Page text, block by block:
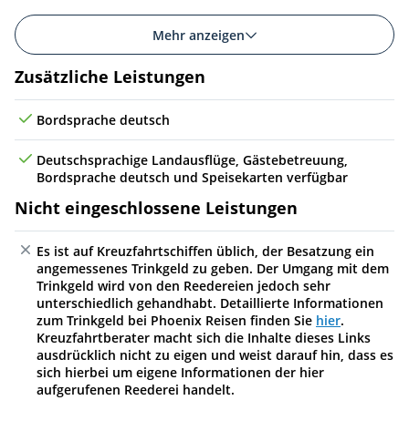
Mehr anzeigen
Zusätzliche Leistungen
Bordsprache deutsch
Deutschsprachige Landausflüge, Gästebetreuung,
Bordsprache deutsch und Speisekarten verfügbar
Nicht eingeschlossene Leistungen
Es ist auf Kreuzfahrtschiffen üblich, der Besatzung ein
angemessenes Trinkgeld zu geben. Der Umgang mit dem
Trinkgeld wird von den Reedereien jedoch sehr
unterschiedlich gehandhabt. Detaillierte Informationen
zum Trinkgeld bei Phoenix Reisen finden Sie hier.
Kreuzfahrtberater macht sich die Inhalte dieses Links
ausdrücklich nicht zu eigen und weist darauf hin, dass es
sich hierbei um eigene Informationen der hier
aufgerufenen Reederei handelt.